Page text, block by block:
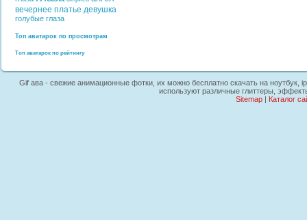
вечернее платье девушка
голубые глаза
Топ аватарок по просмотрам
Топ аватарок по рейтингу
Gif ава - свежие анимационные фотки, их можно бесплатно скачать на
используют различные глиттеры,
Sitemap| Каталог